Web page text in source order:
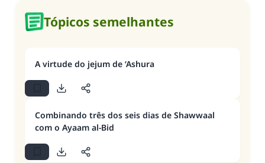
Tópicos semelhantes
A virtude do jejum de ‘Ashura
Combinando três dos seis dias de Shawwaal
com o Ayaam al-Bid